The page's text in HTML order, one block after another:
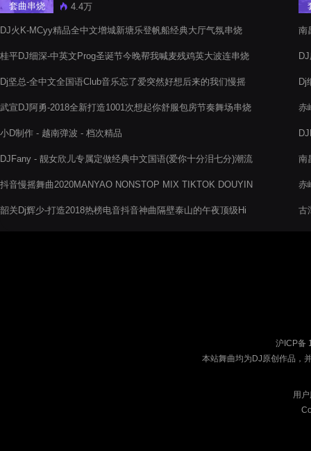
套曲串烧 4.4万
DJ火K-MCyy精品全中文增城新塘乐登帆船经典大厅气氛串烧
桂平DJ细深-中英文Prog圣诞节今晚帮我喊麦残鸡英大波连串烧
Dj坚总-全中文全国语Club音乐忘了爱突然好想后来的我们慢摇
武宣DJ阿勇-2018全新打造1001次想起你舒服包房节奏舞场串烧
小D制作 - 越南弹波 - 档次精品
DJFany - 靓女欣儿专属定做经典中文国语(爱你十分泪七分)潮流
抖音慢摇舞曲2020MANYAO NONSTOP MIX TIKTOK DOUYIN
韶关Dj辉少-打造2018热榜电音抖音神曲隔壁泰山的午夜顶级Hi
南
Dj
赤
南
赤
古
沪ICP备
本站舞曲均为DJ原创作品，
用